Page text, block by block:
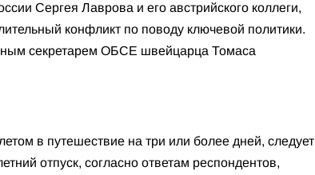
Сергея Лаврова и его австрийского коллеги,
конфликт по поводу ключевой политики.
секретарем ОБСЕ швейцарца Томаса
в путешествие на три или более дней, следует
отпуск, согласно ответам респондентов,